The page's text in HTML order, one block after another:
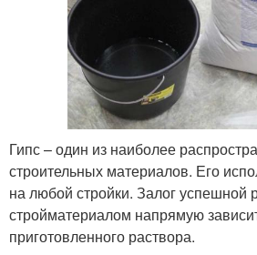
Гипс – один из наиболее
строительных материалов. Его
на любой стройки. Залог успешной
стройматериалом напрямую
приготовленного раствора.